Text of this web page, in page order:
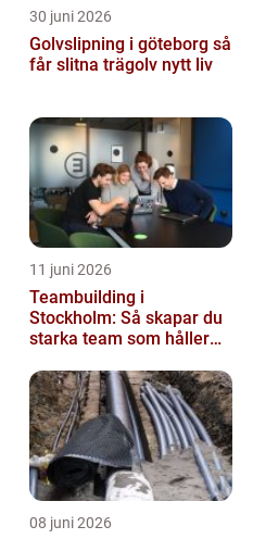
30 juni 2026
Golvslipning i göteborg så
får slitna trägolv nytt liv
11 juni 2026
Teambuilding i
Stockholm: Så skapar du
starka team som håller
08 juni 2026